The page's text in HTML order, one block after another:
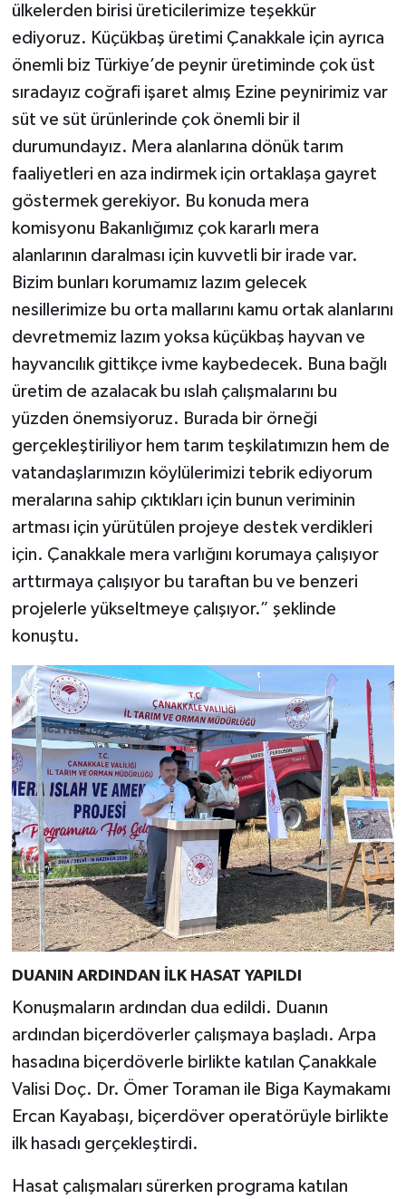
ülkelerden birisi üreticilerimize teşekkür
ediyoruz. Küçükbaş üretimi Çanakkale için ayrıca
önemli biz Türkiye’de peynir üretiminde çok üst
sıradayız coğrafi işaret almış Ezine peynirimiz var
süt ve süt ürünlerinde çok önemli bir il
durumundayız. Mera alanlarına dönük tarım
faaliyetleri en aza indirmek için ortaklaşa gayret
göstermek gerekiyor. Bu konuda mera
komisyonu Bakanlığımız çok kararlı mera
alanlarının daralması için kuvvetli bir irade var.
Bizim bunları korumamız lazım gelecek
nesillerimize bu orta mallarını kamu ortak alanlarını
devretmemiz lazım yoksa küçükbaş hayvan ve
hayvancılık gittikçe ivme kaybedecek. Buna bağlı
üretim de azalacak bu ıslah çalışmalarını bu
yüzden önemsiyoruz. Burada bir örneği
gerçekleştiriliyor hem tarım teşkilatımızın hem de
vatandaşlarımızın köylülerimizi tebrik ediyorum
meralarına sahip çıktıkları için bunun veriminin
artması için yürütülen projeye destek verdikleri
için. Çanakkale mera varlığını korumaya çalışıyor
arttırmaya çalışıyor bu taraftan bu ve benzeri
projelerle yükseltmeye çalışıyor.” şeklinde
konuştu.
DUANIN ARDINDAN İLK HASAT YAPILDI
Konuşmaların ardından dua edildi. Duanın
ardından biçerdöverler çalışmaya başladı. Arpa
hasadına biçerdöverle birlikte katılan Çanakkale
Valisi Doç. Dr. Ömer Toraman ile Biga Kaymakamı
Ercan Kayabaşı, biçerdöver operatörüyle birlikte
ilk hasadı gerçekleştirdi.
Hasat çalışmaları sürerken programa katılan